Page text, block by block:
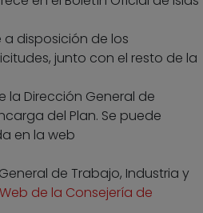
disposición de los
junto con el resto de la
la Dirección General de
del Plan. Se puede
en la web
de Trabajo, Industria y
Web de la Consejería de